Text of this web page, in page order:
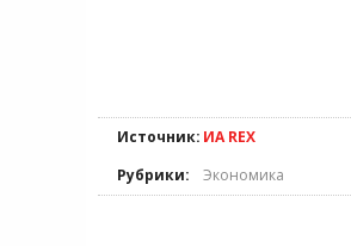
Источник: ИА REX
Рубрики:
Экономика